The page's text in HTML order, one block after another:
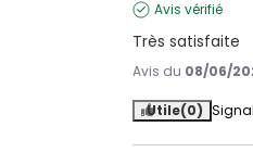
Avis vérifié
Très satisfaite
Avis du 08/06/
Utile(0)